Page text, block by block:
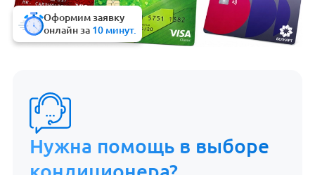
Оформим заявку
онлайн за 10 минут.
Нужна помощь в выборе